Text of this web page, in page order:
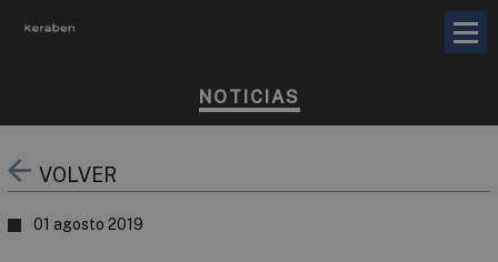
NOTICIAS
VOLVER
01 agosto 2019